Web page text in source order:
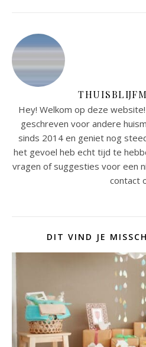
Hey! Welkom op deze
geschreven voor andere
sinds 2014 en geniet nog
het gevoel heb echt tijd te
vragen of suggesties voor een
contact
DIT VIND JE